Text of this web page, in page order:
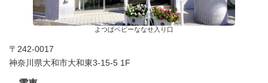
よつばベビーななせ入り口
〒242-0017
神奈川県大和市大和東3-15-5 1F